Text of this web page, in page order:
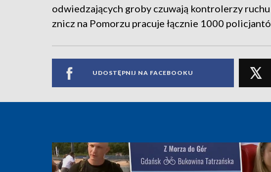
odwiedzających groby czuwają kontrolerzy
znicz na Pomorzu pracuje łącznie 1000
UDOSTĘPNIJ NA FACEBOOKU